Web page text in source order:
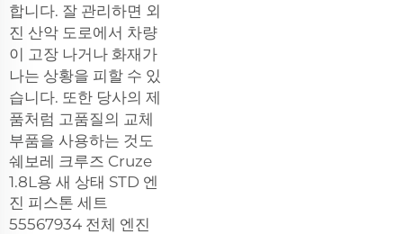
합니다. 잘 관리하면 외
진 산악 도로에서 차량
이 고장 나거나 화재가
나는 상황을 피할 수 있
습니다. 또한 당사의 제
품처럼 고품질의 교체
부품을 사용하는 것도
쉐보레 크루즈 Cruze
1.8L용 새 상태 STD 엔
진 피스톤 세트
55567934 전체 엔진